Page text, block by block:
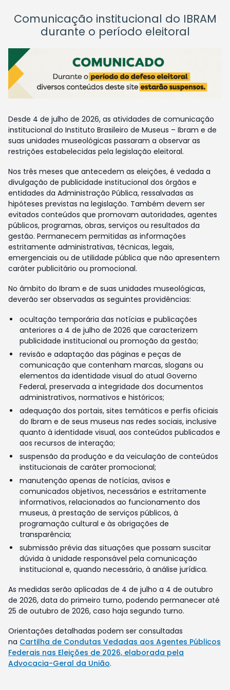
Comunicação institucional do IBRAM
durante o período eleitoral
Desde 4 de julho de 2026, as atividades de comunicação
institucional do Instituto Brasileiro de Museus – Ibram e de
suas unidades museológicas passaram a observar as
restrições estabelecidas pela legislação eleitoral.
Nos três meses que antecedem as eleições, é vedada a
divulgação de publicidade institucional dos órgãos e
entidades da Administração Pública, ressalvadas as
hipóteses previstas na legislação. Também devem ser
evitados conteúdos que promovam autoridades, agentes
públicos, programas, obras, serviços ou resultados da
gestão. Permanecem permitidas as informações
estritamente administrativas, técnicas, legais,
emergenciais ou de utilidade pública que não apresentem
caráter publicitário ou promocional.
No âmbito do Ibram e de suas unidades museológicas,
deverão ser observadas as seguintes providências:
ocultação temporária das notícias e publicações
anteriores a 4 de julho de 2026 que caracterizem
publicidade institucional ou promoção da gestão;
revisão e adaptação das páginas e peças de
comunicação que contenham marcas, slogans ou
elementos da identidade visual do atual Governo
Federal, preservada a integridade dos documentos
administrativos, normativos e históricos;
adequação dos portais, sites temáticos e perfis oficiais
do Ibram e de seus museus nas redes sociais, inclusive
quanto à identidade visual, aos conteúdos publicados e
aos recursos de interação;
suspensão da produção e da veiculação de conteúdos
institucionais de caráter promocional;
manutenção apenas de notícias, avisos e
comunicados objetivos, necessários e estritamente
informativos, relacionados ao funcionamento dos
museus, à prestação de serviços públicos, à
programação cultural e às obrigações de
transparência;
submissão prévia das situações que possam suscitar
dúvida à unidade responsável pela comunicação
institucional e, quando necessário, à análise jurídica.
As medidas serão aplicadas de 4 de julho a 4 de outubro
de 2026, data do primeiro turno, podendo permanecer até
25 de outubro de 2026, caso haja segundo turno.
Orientações detalhadas podem ser consultadas
na Cartilha de Condutas Vedadas aos Agentes Públicos
Federais nas Eleições de 2026, elaborada pela
Advocacia-Geral da União.